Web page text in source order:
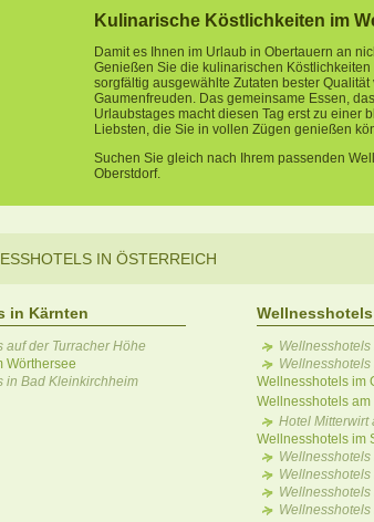
Kulinarische Köstlichkeiten im
Damit es Ihnen im Urlaub in Obertauern an
Genießen Sie die kulinarischen
sorgfältig ausgewählte Zutaten bester
Gaumenfreuden. Das gemeinsame Essen,
Urlaubstages macht diesen Tag erst zu
Liebsten, die Sie in vollen Zügen genießen
Suchen Sie gleich nach Ihrem passenden
Oberstdorf.
IN ÖSTERREICH
in Kärnten
auf der Turracher Höhe
Wörthersee
in Bad Kleinkirchheim
Wellnesshotels im
Wellnesshotels
Hotel Mitterwirt
Wellnesshotels im